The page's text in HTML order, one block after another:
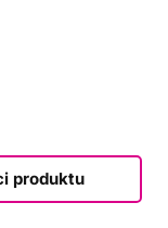
produktu